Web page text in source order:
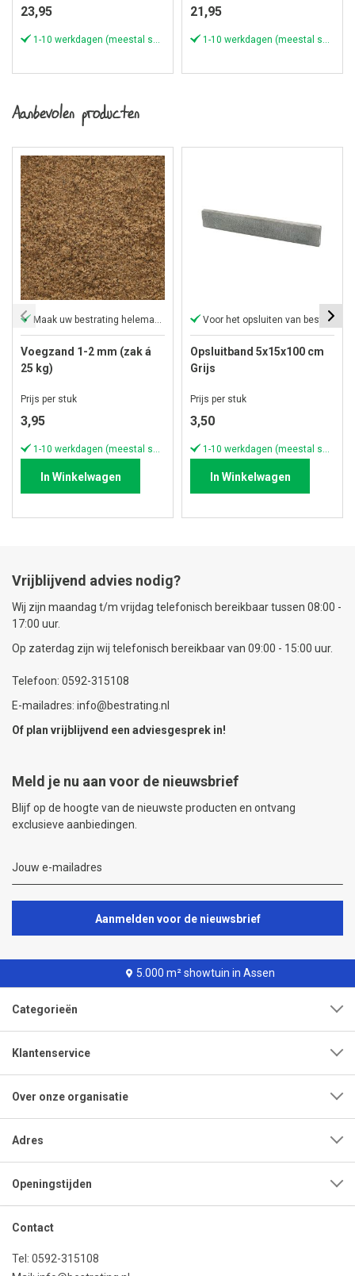
23,95 21,95
Aanbevolen producten
Maak uw bestrating helemaal af
Voegzand 1-2 mm (zak á
25 kg)
Prijs per stuk
3,95
In Winkelwagen
Voor het opsluiten van bestrating
Opsluitband 5x15x100 cm
Grijs
Prijs per stuk
3,50
In Winkelwagen
Vrijblijvend advies nodig?
Wij zijn maandag t/m vrijdag telefonisch bereikbaar tussen 08:00 -
17:00 uur.
Op zaterdag zijn wij telefonisch bereikbaar van 09:00 - 15:00 uur.
Telefoon: 0592-315108
E-mailadres: info@bestrating.nl
Of plan vrijblijvend een adviesgesprek in!
Meld je nu aan voor de nieuwsbrief
Blijf op de hoogte van de nieuwste producten en ontvang
exclusieve aanbiedingen.
Aanmelden voor de nieuwsbrief
5.000 m² showtuin in Assen
Categorieën
Klantenservice
Over onze organisatie
Adres
Openingstijden
Contact
Tel: 0592-315108